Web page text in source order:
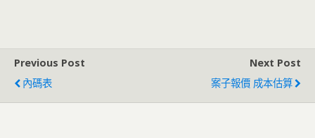
Previous Post
內碼表
Next Post
案子報價 成本估算